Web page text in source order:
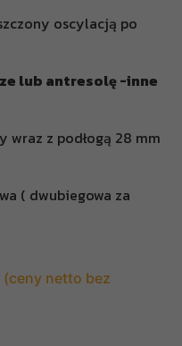
oscylacją po
lub antresolę -inne
wraz z podłogą 28 mm
( dwubiegowa za
(ceny netto bez